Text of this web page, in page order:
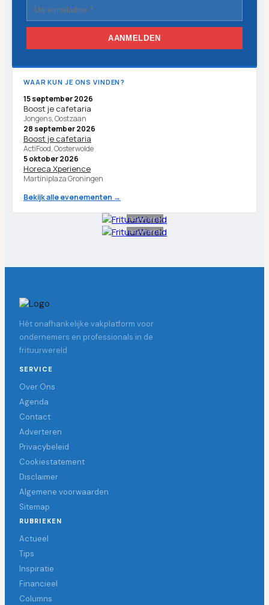
AANMELDEN
WAAR KUN JE ONS VINDEN?
15 september 2026
Boost je cafetaria
Jongens, Oostzaan
28 september 2026
Boost je cafetaria
ActiFood, Oosterwolde
5 oktober 2026
Horeca Xperience
Martiniplaza Groningen
Bekijk alle evenementen →
Advertentie
Advertentie
Hét onafhankelijke vakplatform voor
ondernemers en professionals in de
frituurwereld.
SERVICE
Over Ons
Agenda
Contact
Adverteren
Privacybeleid
Cookiestatement
Disclaimer
Algemene voorwaarden
Sitemap
RUBRIEKEN
Actueel
Tips
Inspiratie
Financieel
Columns